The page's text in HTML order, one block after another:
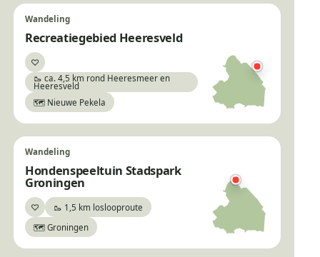
Wandeling
Recreatiegebied Heeresveld
♡Bewaar
🥾 ca. 4,5 km rond Heeresmeer en
Heeresveld
🗺️ Nieuwe Pekela
Wandeling
Hondenspeeltuin Stadspark
Groningen
♡Bewaar🥾 1,5 km loslooproute
🗺️ Groningen